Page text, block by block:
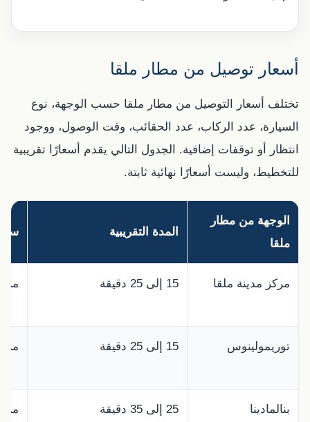
أسعار توصيل من مطار ملقا
تختلف أسعار التوصيل من مطار ملقا حسب الوجهة، نوع
السيارة، عدد الركاب، عدد الحقائب، وقت الوصول، ووجود
انتظار أو توقفات إضافية. الجدول التالي يقدم أسعارًا تقريبية
للتخطيط، وليست أسعارًا نهائية ثابتة.
الوجهة من مطار
ملقا
المدة التقريبية
مركز مدينة ملقا 15 إلى 25 دقيقة من 45 إلى 75 يورو
توريمولينوس 15 إلى 25 دقيقة من 50 إلى 85 يورو
بنالمادينا
25 إلى 35 دقيقة